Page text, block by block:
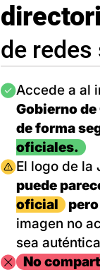
de
Imagen
Accede a al
Gobierno
de forma
oficiales.
Imagen
El logo de la
puede
oficial
imagen no
sea
Imagen
No